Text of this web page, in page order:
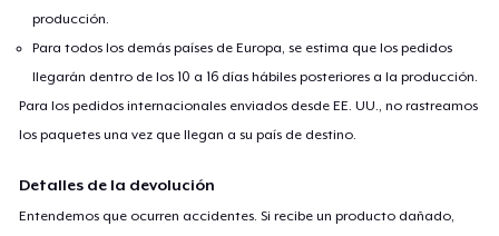
producción.
Para todos los demás países de Europa, se estima que los pedidos
llegarán dentro de los 10 a 16 días hábiles posteriores a la producción.
Para los pedidos internacionales enviados desde EE. UU., no rastreamos
los paquetes una vez que llegan a su país de destino.
Detalles de la devolución
Entendemos que ocurren accidentes. Si recibe un producto dañado,